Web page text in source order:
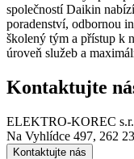
společností Daikin
poradenství, odbornou
školený tým a přístup k
úroveň služeb a
Kontaktujte
ELEKTRO-KOREC
Na Vyhlídce 497, 262
Kontaktujte nás